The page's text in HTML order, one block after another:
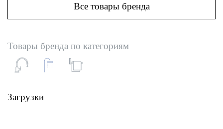
Все товары бренда
Товары бренда по категориям
Загрузки